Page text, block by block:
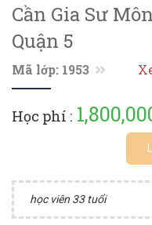
Cần Gia Sư
Quận 5
Mã lớp: 1953
Học phí :
học viên 33 tuổi